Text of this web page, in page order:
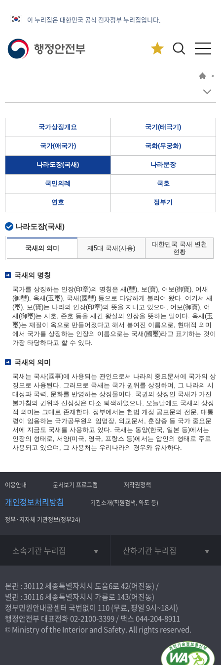
이 누리집은 대한민국 공식 전자정부 누리집입니다.
>
국가상징개요 국기(태극기)
국가(애국가) 국화(무궁화)
나라도장(국새) 나라문장
국민의례 국호
연호 정부기
나라도장(국새)
국새의 의미 제5대 국새(사용)
대한민국 국새 변천
현황
국새의 명칭
국가를 상징하는 인장(印章)의 명칭은 새(璽), 보(寶), 어보(御寶), 어새
(御璽), 옥새(玉璽), 국새(國璽) 등으로 다양하게 불리어 왔다. 여기서 새
(璽), 보(寶)는 나라의 인장(印章)의 뜻을 지니고 있으며, 어보(御寶), 어
새(御璽)는 시호, 존호 등을 새긴 왕실의 인장을 뜻하는 말이다. 옥새(玉
璽)는 재질이 옥으로 만들어졌다고 해서 붙여진 이름으로, 현대적 의미
에서 국가를 상징하는 인장의 이름으로는 국새(國璽)라고 표기하는 것이
가장 타당하다고 할 수 있다.
국새의 의미
국새는 국사(國事)에 사용되는 관인으로서 나라의 중요문서에 국가의 상
징으로 사용된다. 그러므로 국새는 국가 권위를 상징하며, 그 나라의 시
대성과 국력, 문화를 반영하는 상징물이다. 국권의 상징인 국새가 가진
불가침의 권위와 신성성은 다소 퇴색하였으나, 오늘날에도 국새의 상징
적 의미는 그대로 존재한다. 정부에서는 헌법 개정 공포문의 전문, 대통
령이 임용하는 국가공무원의 임명장, 외교문서, 훈장증 등 국가 중요문
서에 지금도 국새를 사용하고 있다. 국새는 동양(한국, 일본 등)에서는
인장의 형태로, 서양(미국, 영국, 프랑스 등)에서는 압인의 형태로 주로
사용되고 있으며, 그 사용처는 우리나라의 경우와 유사하다.
이용안내 문서보기 프로그램 저작권정책
개인정보처리방침
기관소개(직원검색, 약도 등)
정부·지자체 기관정보(정부24)
소속기관 누리집 산하기관 누리집
본관 : 30112 세종특별자치시 도움6로 42(어진동) /
별관 : 30116 세종특별자치시 가름로 143(어진동)
정부민원안내콜센터 국번없이 110(무료, 평일 9시~18시)
행정안전부 대표전화02-2100-3399/ 팩스 044-204-8911
© Ministry of the Interior and Safety. All rights reserved.